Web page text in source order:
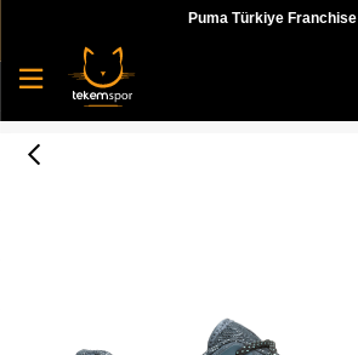
Puma Türkiye Franchise